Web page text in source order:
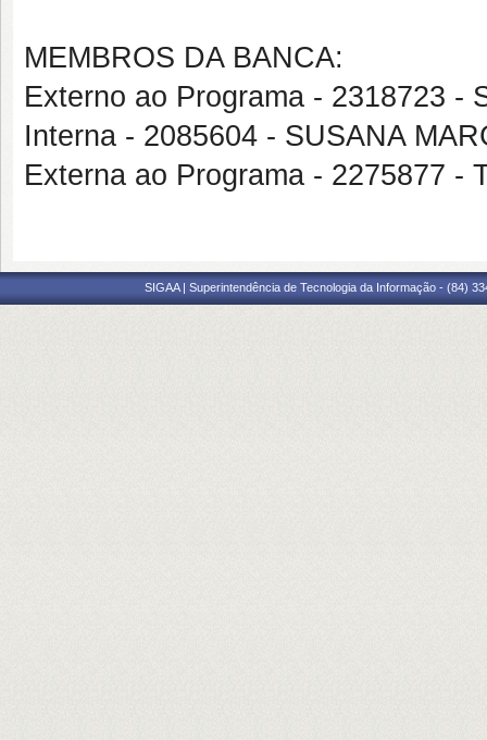
MEMBROS DA BANCA:
Externo ao Programa - 2318723 -
Interna - 2085604 - SUSANA
Externa ao Programa - 2275877 -
SIGAA | Superintendência de Tecnologia da Informação - (84)